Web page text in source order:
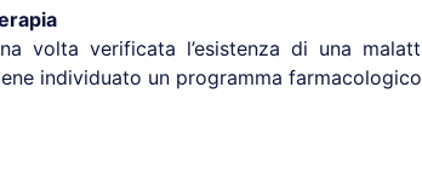
volta verificata l’esistenza di una
individuato un programma